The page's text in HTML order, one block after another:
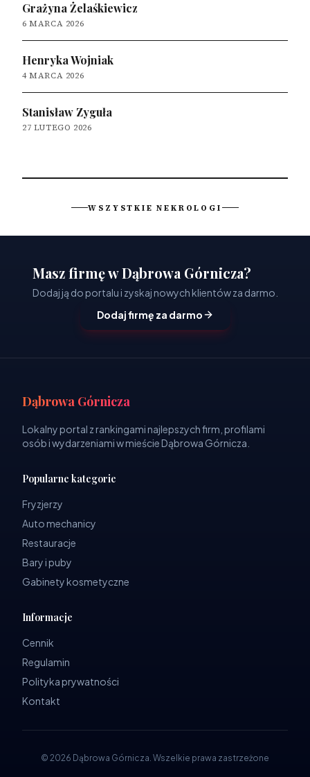
Grażyna Żelaśkiewicz
6 MARCA 2026
Henryka Wojniak
4 MARCA 2026
Stanisław Zyguła
27 LUTEGO 2026
WSZYSTKIE NEKROLOGI
Masz firmę w Dąbrowa Górnicza?
Dodaj ją do portalu i zyskaj nowych klientów za darmo.
Dodaj firmę za darmo
Dąbrowa Górnicza
Lokalny portal z rankingami najlepszych firm, profilami
osób i wydarzeniami w mieście Dąbrowa Górnicza.
Popularne kategorie
Fryzjerzy
Auto mechanicy
Restauracje
Bary i puby
Gabinety kosmetyczne
Informacje
Cennik
Regulamin
Polityka prywatności
Kontakt
© 2026 Dąbrowa Górnicza. Wszelkie prawa zastrzeżone